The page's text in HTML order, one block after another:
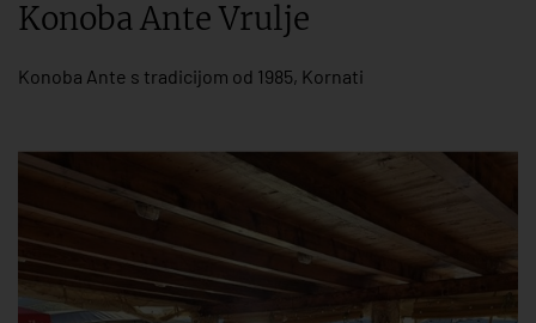
Konoba Ante Vrulje
Konoba Ante s tradicijom od 1985, Kornati